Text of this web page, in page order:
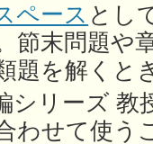
ペース とし
節末問題や
題を解くと
シリーズ 教
わせて使う